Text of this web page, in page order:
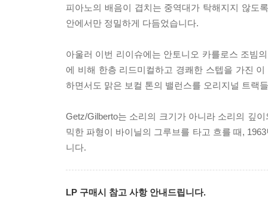
피아노의 배음이 겹치는 중역대가 탁해지지 않도
안에서만 정밀하게 다듬었습니다.
아울러 이번 리이슈에는 안토니오 카를로스 조빔
에 비해 한층 리드미컬하고 경쾌한 스텝을 가진
하면서도 맑은 보컬 톤의 밸런스를 오리지널 트랙
Getz/Gilberto는 소리의 크기가 아니라 소리의 깊
믹한 파형이 바이닐의 그루브를 타고 흐를 때,
니다.
LP 구매시 참고 사항 안내드립니다.